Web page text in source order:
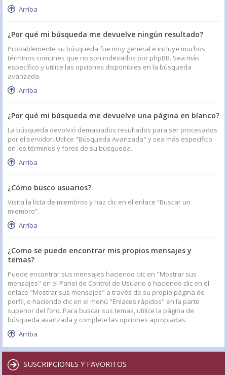
Arriba
¿Por qué mi búsqueda me devuelve ningún resultado?
Probablemente su búsqueda fue muy general e incluye muchos
términos comunes que no son indexados por phpBB. Sea más
específico y utilice las opciones disponibles en la búsqueda
avanzada.
Arriba
¿Por qué mi búsqueda me devuelve una página en blanco?
La búsqueda devolvió demasiados resultados para ser procesados
por el servidor. Utilice "Búsqueda Avanzada" y sea más específico
en los términos y foros de su búsqueda.
Arriba
¿Cómo busco usuarios?
Visita la lista de miembros y haz clic en el enlace “Buscar un
miembro”.
Arriba
¿Como se puede encontrar mis propios mensajes y
temas?
Puede encontrar sus mensajes haciendo clic en "Mostrar sus
mensajes" en el Panel de Control de Usuario o haciendo clic en el
enlace "Mostrar sus mensajes" a través de su propio página de
perfil, o haciendo clic en el menú "Enlaces rápidos" en la parte
superior del foro. Para buscar sus temas, utilice la página de
búsqueda avanzada y complete las opciones apropiadas.
Arriba
SUSCRIPCIONES Y FAVORITOS